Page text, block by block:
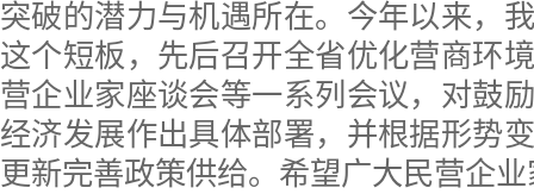
突破的潜力与机遇所在。今年以来，
这个短板，先后召开全省优化营商环
营企业家座谈会等一系列会议，对鼓
经济发展作出具体部署，并根据形势
更新完善政策供给。希望广大民营企业